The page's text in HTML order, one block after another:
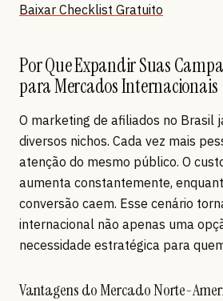
Baixar Checklist Gratuito
Por Que Expandir Suas
para Mercados Internacionais
O marketing de afiliados no Brasil
diversos nichos. Cada vez mais
atenção do mesmo público. O
aumenta constantemente,
conversão caem. Esse cenário
internacional não apenas uma
necessidade estratégica para
Vantagens do Mercado Norte-